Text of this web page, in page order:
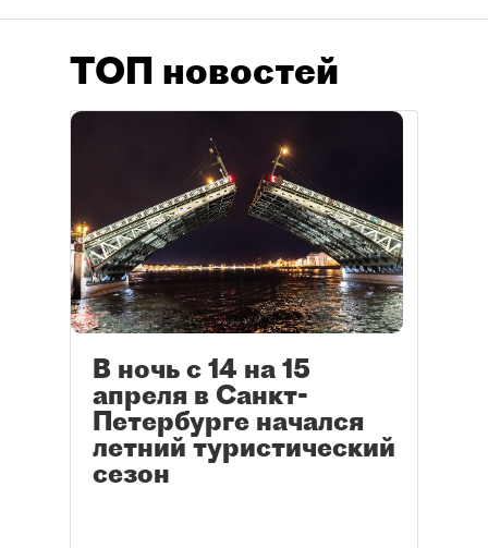
ТОП новостей
В ночь с 14 на 15
апреля в Санкт-
Петербурге начался
летний туристический
сезон